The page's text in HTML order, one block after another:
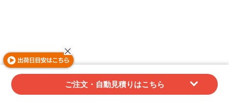
ご注文・自動見積りはこちら